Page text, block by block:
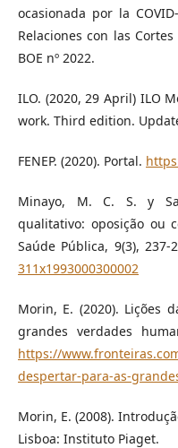
ocasionada por la
Relaciones con las
BOE nº 2022.
ILO. (2020, 29 April) ILO
work. Third edition.
FENEP. (2020). Portal.
Minayo, M. C. S. y
qualitativo: oposição ou
Saúde Pública, 9(3), 237-
311x1993000300002
Morin, E. (2020). Lições
grandes verdades
https://
despertar-para-as-
Morin, E. (2008).
Lisboa: Instituto Piaget.